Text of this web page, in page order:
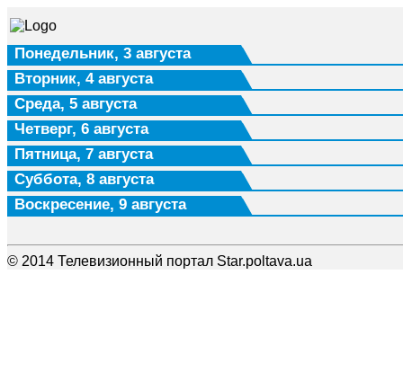
Понедельник, 3 августа
Вторник, 4 августа
Среда, 5 августа
Четверг, 6 августа
Пятница, 7 августа
Суббота, 8 августа
Воскресение, 9 августа
© 2014 Телевизионный портал Star.poltava.ua